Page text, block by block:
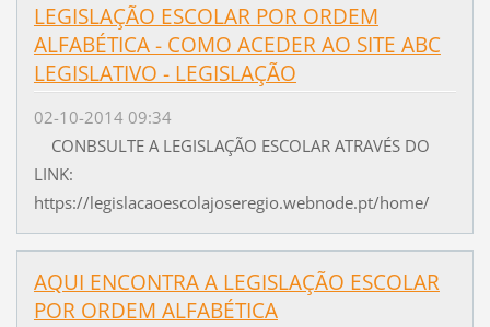
LEGISLAÇÃO ESCOLAR POR ORDEM
ALFABÉTICA - COMO ACEDER AO SITE ABC
LEGISLATIVO - LEGISLAÇÃO
02-10-2014 09:34
CONBSULTE A LEGISLAÇÃO ESCOLAR ATRAVÉS DO
LINK:
https://legislacaoescolajoseregio.webnode.pt/home/
AQUI ENCONTRA A LEGISLAÇÃO ESCOLAR
POR ORDEM ALFABÉTICA